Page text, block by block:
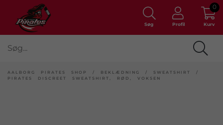
Søg Profil Kurv
0
AALBORG PIRATES SHOP / BEKLÆDNING / SWEATSHIRT
/
PIRATES DISCREET SWEATSHIRT, RØD, VOKSEN